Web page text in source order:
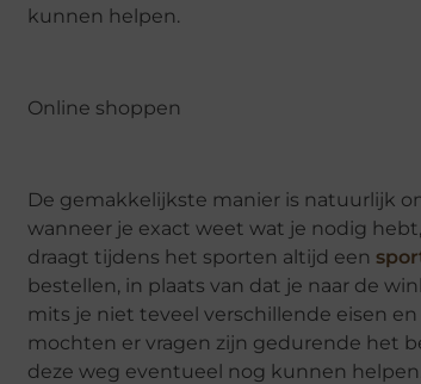
kunnen helpen.
Online shoppen
De gemakkelijkste manier is natuurlijk
wanneer je exact weet wat je nodig
draagt tijdens het sporten altijd een
bestellen, in plaats van dat je naar de
mits je niet teveel verschillende eisen
mochten er vragen zijn gedurende het
deze weg eventueel nog kunnen helpen.